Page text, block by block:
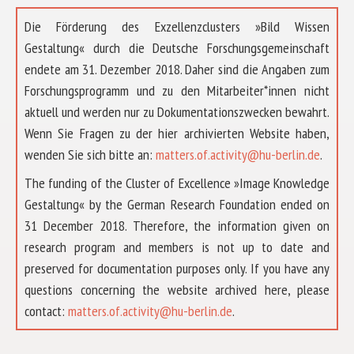
Die Förderung des Exzellenzclusters »Bild Wissen
Gestaltung« durch die Deutsche Forschungsgemeinschaft
endete am 31. Dezember 2018. Daher sind die Angaben zum
Forschungsprogramm und zu den Mitarbeiter*innen nicht
aktuell und werden nur zu Dokumentationszwecken bewahrt.
Wenn Sie Fragen zu der hier archivierten Website haben,
wenden Sie sich bitte an: matters.of.activity@hu-berlin.de.
The funding of the Cluster of Excellence »Image Knowledge
Gestaltung« by the German Research Foundation ended on
31 December 2018. Therefore, the information given on
research program and members is not up to date and
preserved for documentation purposes only. If you have any
questions concerning the website archived here, please
contact: matters.of.activity@hu-berlin.de.
ABOUT US